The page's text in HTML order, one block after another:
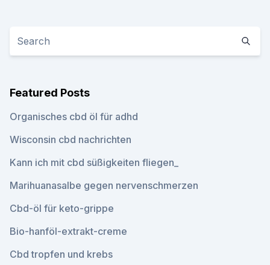
Featured Posts
Organisches cbd öl für adhd
Wisconsin cbd nachrichten
Kann ich mit cbd süßigkeiten fliegen_
Marihuanasalbe gegen nervenschmerzen
Cbd-öl für keto-grippe
Bio-hanföl-extrakt-creme
Cbd tropfen und krebs